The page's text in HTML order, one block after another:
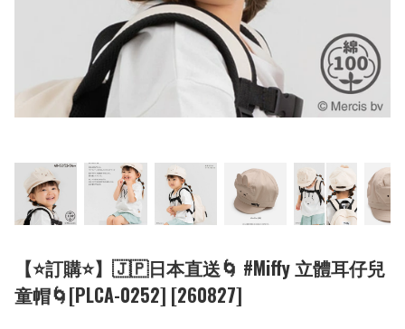
【⭐訂購⭐】🇯🇵日本直送🌀 #Miffy 立體耳仔兒
童帽🌀[PLCA-0252] [260827]